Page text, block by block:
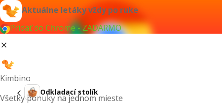
Aktuálne letáky vždy po ruke
Pridať do Chrome - ZADARMO
Kimbino
Všetky ponuky na jednom mieste
Odkladací stolík